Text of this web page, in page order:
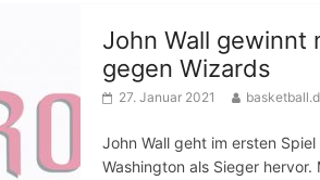
John Wall gewinnt
gegen Wizards
27. Januar 2021
John Wall geht im ersten
Washington als Sieger